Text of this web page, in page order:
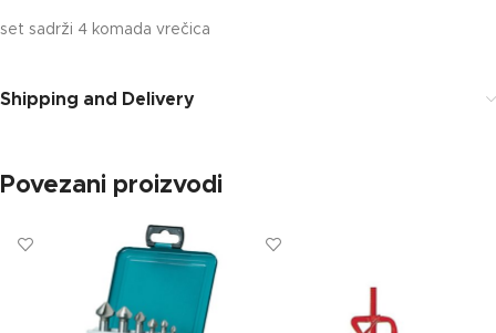
set sadrži 4 komada vrečica
Shipping and Delivery
Povezani proizvodi